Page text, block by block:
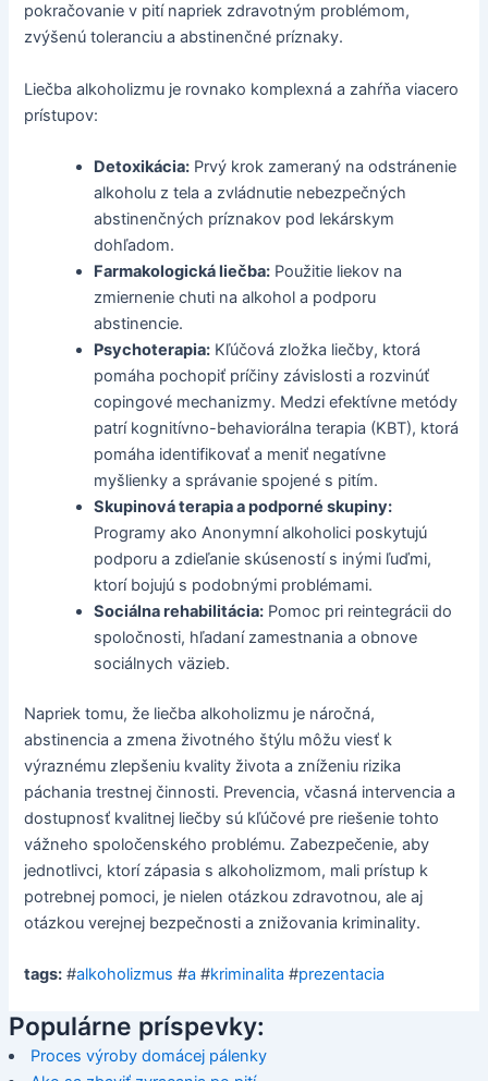
pokračovanie v pití napriek zdravotným problémom,
zvýšenú toleranciu a abstinenčné príznaky.
Liečba alkoholizmu je rovnako komplexná a zahŕňa viacero
prístupov:
Detoxikácia: Prvý krok zameraný na odstránenie
alkoholu z tela a zvládnutie nebezpečných
abstinenčných príznakov pod lekárskym
dohľadom.
Farmakologická liečba: Použitie liekov na
zmiernenie chuti na alkohol a podporu
abstinencie.
Psychoterapia: Kľúčová zložka liečby, ktorá
pomáha pochopiť príčiny závislosti a rozvinúť
copingové mechanizmy. Medzi efektívne metódy
patrí kognitívno-behaviorálna terapia (KBT), ktorá
pomáha identifikovať a meniť negatívne
myšlienky a správanie spojené s pitím.
Skupinová terapia a podporné skupiny:
Programy ako Anonymní alkoholici poskytujú
podporu a zdieľanie skúseností s inými ľuďmi,
ktorí bojujú s podobnými problémami.
Sociálna rehabilitácia: Pomoc pri reintegrácii do
spoločnosti, hľadaní zamestnania a obnove
sociálnych väzieb.
Napriek tomu, že liečba alkoholizmu je náročná,
abstinencia a zmena životného štýlu môžu viesť k
výraznému zlepšeniu kvality života a zníženiu rizika
páchania trestnej činnosti. Prevencia, včasná intervencia a
dostupnosť kvalitnej liečby sú kľúčové pre riešenie tohto
vážneho spoločenského problému. Zabezpečenie, aby
jednotlivci, ktorí zápasia s alkoholizmom, mali prístup k
potrebnej pomoci, je nielen otázkou zdravotnou, ale aj
otázkou verejnej bezpečnosti a znižovania kriminality.
tags: #alkoholizmus #a #kriminalita #prezentacia
Populárne príspevky:
Proces výroby domácej pálenky